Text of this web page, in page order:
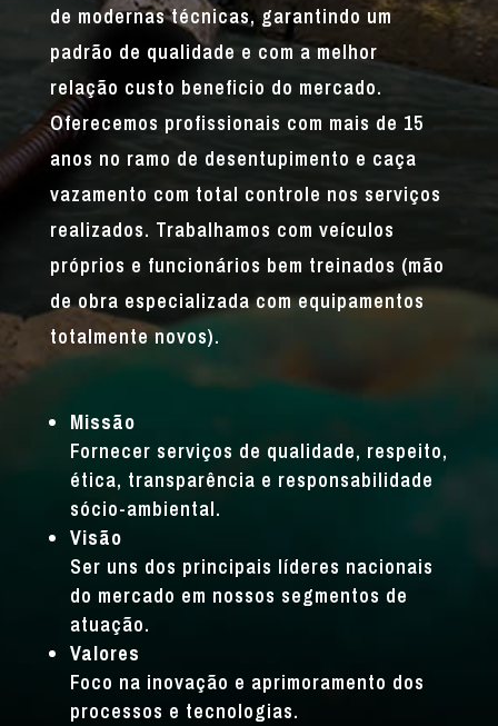
de modernas técnicas, garantindo um
padrão de qualidade e com a melhor
relação custo beneficio do mercado.
Oferecemos profissionais com mais de 15
anos no ramo de desentupimento e caça
vazamento com total controle nos serviços
realizados. Trabalhamos com veículos
próprios e funcionários bem treinados (mão
de obra especializada com equipamentos
totalmente novos).
Missão
Fornecer serviços de qualidade, respeito,
ética, transparência e responsabilidade
sócio-ambiental.
Visão
Ser uns dos principais líderes nacionais
do mercado em nossos segmentos de
atuação.
Valores
Foco na inovação e aprimoramento dos
processos e tecnologias.